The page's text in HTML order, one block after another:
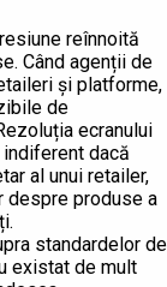
reînnoită
Când agenții de
și platforme,
de
ecranului
dacă
al unui retailer,
despre produse a
standardelor de
existat de mult